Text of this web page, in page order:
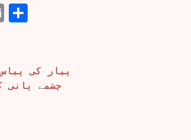
EmailShare
پیار کی
چشمے پانی